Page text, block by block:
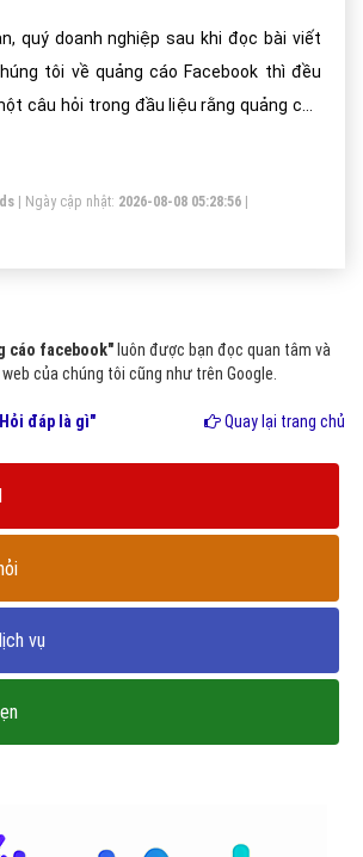
quý doanh nghiệp sau khi đọc bài viết
tôi về quảng cáo Facebook thì đều
câu hỏi trong đầu liệu rằng quảng cáo
| Ngày cập nhật: 2026-08-08 05:28:56
cáo facebook" luôn được bạn đọc quan tâm và
của chúng tôi cũng như trên Google.
đáp là gì" Quay lại trang chủ
vụ